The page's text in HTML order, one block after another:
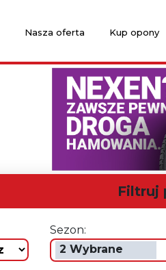
Nasza oferta Kup opony
Filtruj
Sezon:
2 Wybrane